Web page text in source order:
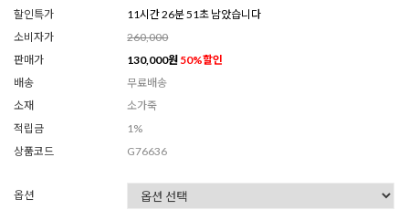
할인특가
11시간 26분 50초 남았습니다
소비자가
260,000
판매가
130,000원 50%할인
배송
무료배송
소재
소가죽
적립금
1%
상품코드
G76636
옵션